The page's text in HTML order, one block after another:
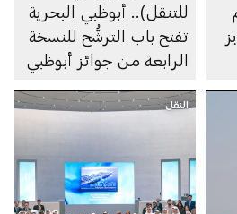
للتنقل).. أبوظبي البحرية
تفتح باب الترشُّح للنسخة
الرابعة من جوائز أبوظبي
النقل